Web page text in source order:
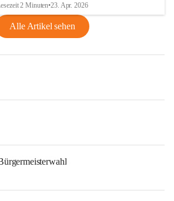
2 Minuten•23. Apr. 2026
Alle Artikel sehen